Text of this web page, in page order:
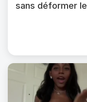
sans déformer